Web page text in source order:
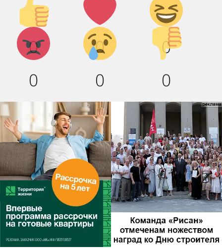
вверх!
0 0
смех!
0
Агрессия!
0
Грусть
:(
0
Палец
вниз!
0